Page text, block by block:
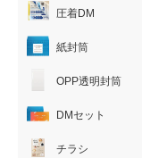
圧着DM
紙封筒
OPP透明封筒
DMセット
チラシ